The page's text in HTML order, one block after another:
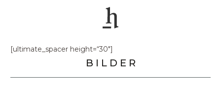
[ultimate_spacer height=“30″]
B I L D E R